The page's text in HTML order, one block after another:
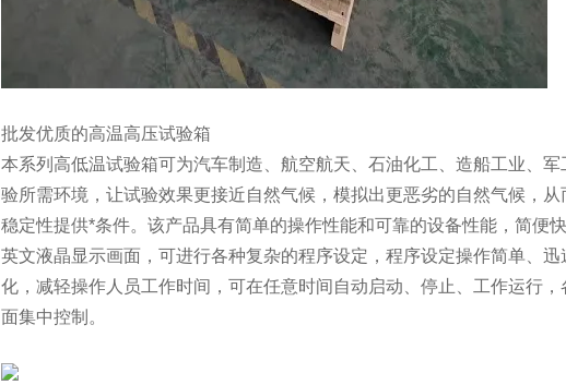
批发优质的高温高压试验箱
本系列高低温试验箱可为汽车制造、航空航天、石油化工、造船工业、
验所需环境，让试验效果更接近自然气候，模拟出更恶劣的自然气候，
稳定性提供*条件。该产品具有简单的操作性能和可靠的设备性能，简便
英文液晶显示画面，可进行各种复杂的程序设定，程序设定操作简单、
化，减轻操作人员工作时间，可在任意时间自动启动、停止、工作运行
面集中控制。